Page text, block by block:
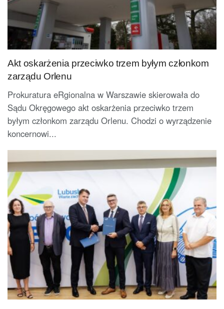
Akt oskarżenia przeciwko trzem byłym członkom
zarządu Orlenu
Prokuratura eRgionalna w Warszawie skierowała do
Sądu Okręgowego akt oskarżenia przeciwko trzem
byłym członkom zarządu Orlenu. Chodzi o wyrządzenie
koncernowi...